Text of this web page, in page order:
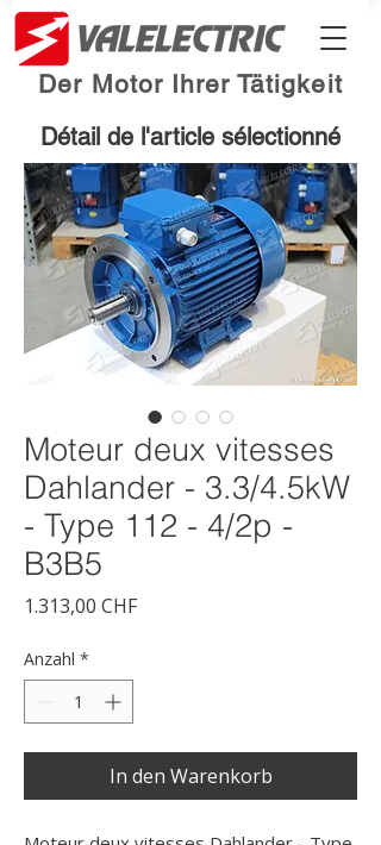
Der Motor Ihrer Tätigkeit
Détail de l'article sélectionné
Moteur deux vitesses
Dahlander - 3.3/4.5kW
- Type 112 - 4/2p -
B3B5
1.313,00 CHFPreis
Anzahl *
In den Warenkorb